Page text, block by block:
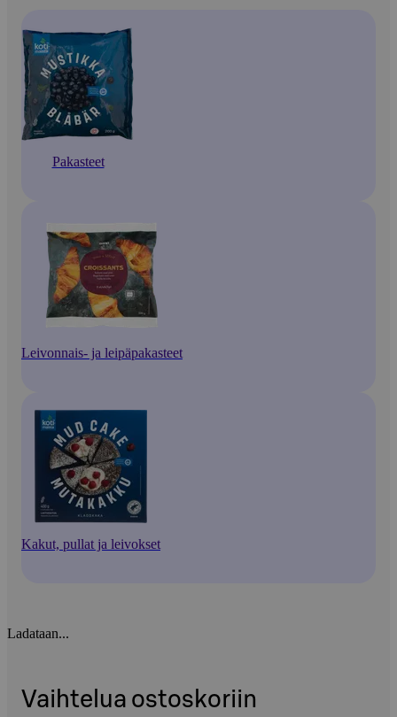
Pakasteet
Leivonnais- ja leipäpakasteet
Kakut, pullat ja leivokset
Ladataan...
Vaihtelua ostoskoriin